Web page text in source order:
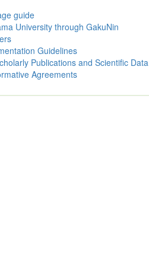
guide
University through GakuNin
Guidelines
Publications and Scientific Data
Agreements